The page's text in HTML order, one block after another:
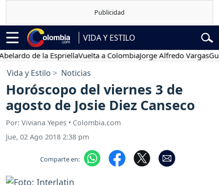
VIDA Y ESTILO
de la EspriellaVuelta a ColombiaJorge Alfredo VargasGustavo
Vida y Estilo Noticias
Horóscopo del viernes 3 de
agosto de Josie Diez Canseco
Por: Viviana Yepes • Colombia.com
Jue, 02 Ago 2018 2:38 pm
Comparte en: